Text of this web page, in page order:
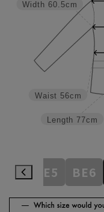
Length 77cm
Waist 56cm
Width 60.5cm
BE5 BE6